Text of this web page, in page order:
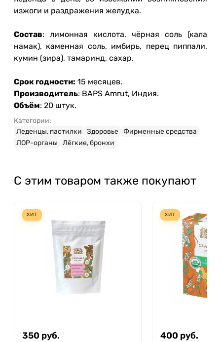
изжоги и раздражения желудка.
Состав: лимонная кислота, чёрная соль (кала
намак), каменная соль, имбирь, перец пиппали,
кумин (зира), тамаринд, сахар.
Срок годности: 15 месяцев.
Производитель: BAPS Amrut, Индия.
Объём: 20 штук.
Категории:
Леденцы, пастилки
Здоровье Фирменные средства
ЛОР-органы
Лёгкие, бронхи
С этим товаром также покупают
ХИТ
350 руб.
ХИТ
400 руб.